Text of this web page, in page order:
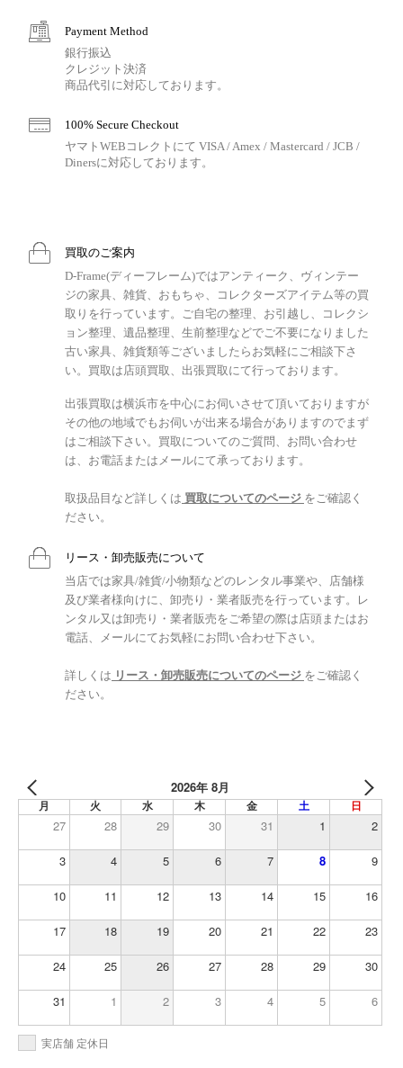
Payment Method
銀行振込
クレジット決済
商品代引に対応しております。
100% Secure Checkout
ヤマトWEBコレクトにて VISA / Amex / Mastercard / JCB /
Dinersに対応しております。
買取のご案内
D-Frame(ディーフレーム)ではアンティーク、ヴィンテー
ジの家具、雑貨、おもちゃ、コレクターズアイテム等の買
取りを行っています。ご自宅の整理、お引越し、コレクシ
ョン整理、遺品整理、生前整理などでご不要になりました
古い家具、雑貨類等ございましたらお気軽にご相談下さ
い。買取は店頭買取、出張買取にて行っております。
出張買取は横浜市を中心にお伺いさせて頂いておりますが
その他の地域でもお伺いが出来る場合がありますのでまず
はご相談下さい。買取についてのご質問、お問い合わせ
は、お電話またはメールにて承っております。
取扱品目など詳しくは 買取についてのページ をご確認く
ださい。
リース・卸売販売について
当店では家具/雑貨/小物類などのレンタル事業や、店舗様
及び業者様向けに、卸売り・業者販売を行っています。レ
ンタル又は卸売り・業者販売をご希望の際は店頭またはお
電話、メールにてお気軽にお問い合わせ下さい。
詳しくは リース・卸売販売についてのページ をご確認く
ださい。
2026年 8月
月 火 水 木 金 土 日
27 28 29 30 31 1 2
3 4 5 6 7 8 9
10 11 12 13 14 15 16
17 18 19 20 21 22 23
24 25 26 27 28 29 30
31 1 2 3 4 5 6
実店舗 定休日